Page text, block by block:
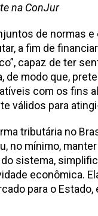
na ConJur
de normas
a fim de
capaz de ter
de modo que,
com os fins
válidos para
tributária no
no mínimo,
sistema,
econômica.
para o